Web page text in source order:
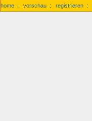
home : vorschau : registrieren :